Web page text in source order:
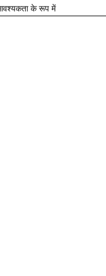
आवश्यकता के रूप में